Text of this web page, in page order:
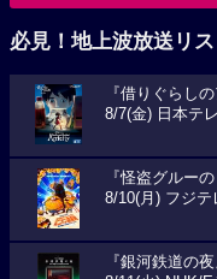
必見！地上波放送リス
『借りぐらし
8/7(金) 日本テ
『怪盗グルー
8/10(月) フジ
『銀河鉄道の夜